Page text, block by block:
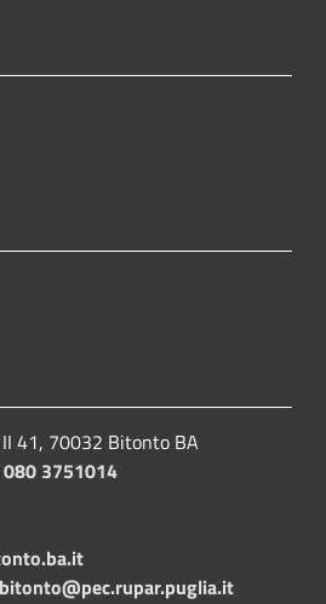
41, 70032 Bitonto BA
080 3751014